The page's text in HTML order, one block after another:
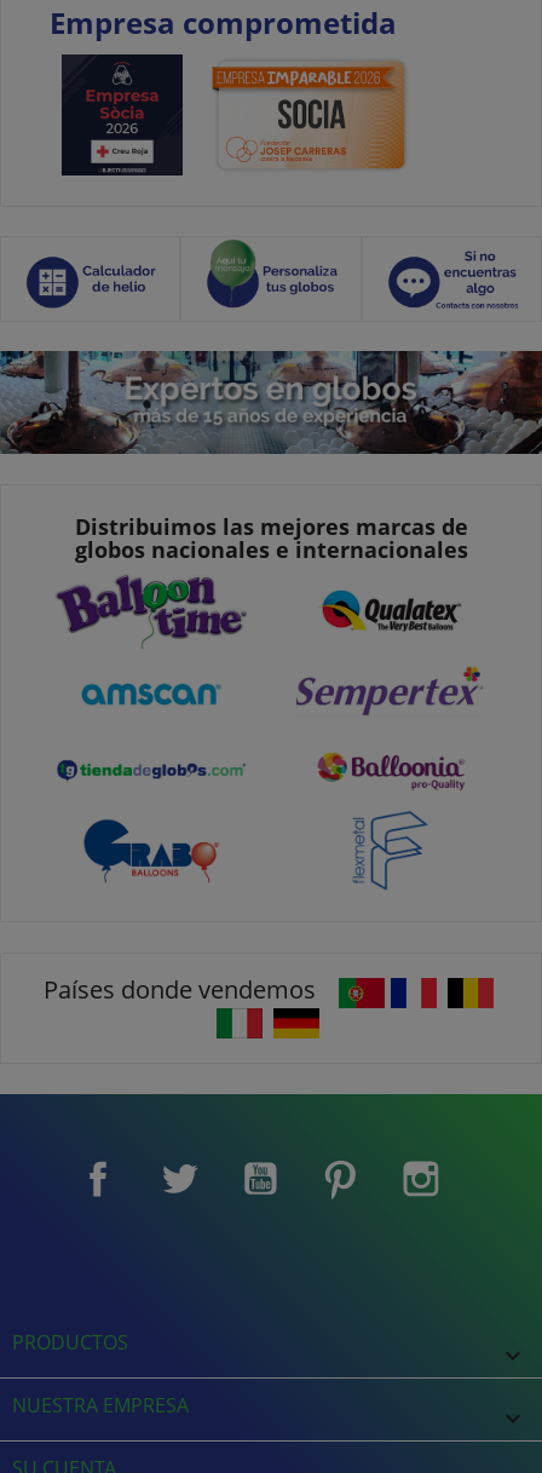
Empresa comprometida
Distribuimos las mejores marcas de
globos nacionales e internacionales
Países donde vendemos
Facebook Twitter YouTube Pinterest
PRODUCTOS 
NUESTRA EMPRESA 